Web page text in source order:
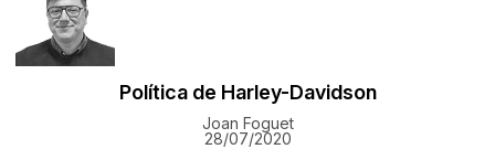
Política de Harley-Davidson
Joan Foguet
28/07/2020